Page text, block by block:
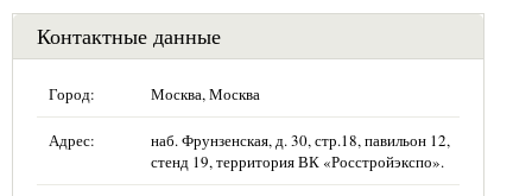
Контактные данные
Город: Москва, Москва
Адрес:
наб. Фрунзенская, д. 30, стр.18, павильон 12,
стенд 19, территория ВК «Росстройэкспо».